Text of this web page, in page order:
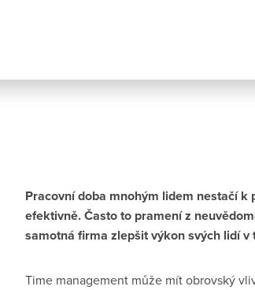
Pracovní doba mnohým lidem nestačí
efektivně. Často to pramení z
samotná firma zlepšit výkon svých lidí
Time management může mít obrovský